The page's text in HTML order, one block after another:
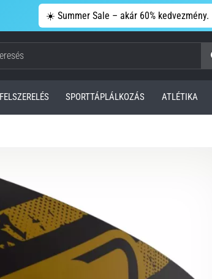
☀️ Summer Sale – akár 60% kedvezmény.
FELSZERELÉS SPORTTÁPLÁLKOZÁS ATLÉTIKA